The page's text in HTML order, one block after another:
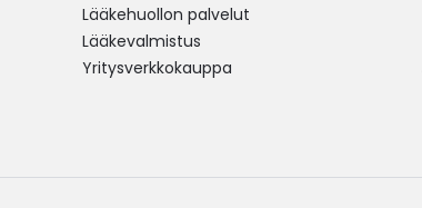
Lääkehuollon palvelut
Lääkevalmistus
Yritysverkkokauppa